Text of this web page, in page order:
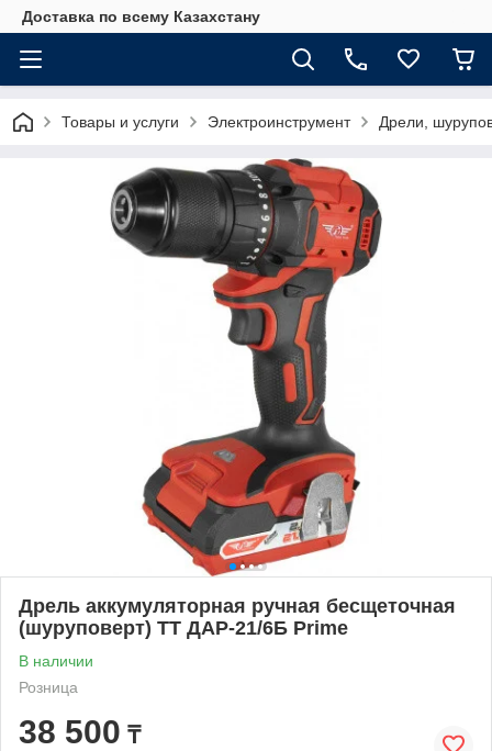
Доставка по всему Казахстану
Товары и услуги Электроинструмент Дрели,
Дрель аккумуляторная ручная бесщеточная
(шуруповерт) ТТ ДАР-21/6Б Prime
В наличии
Розница
38 500 ₸